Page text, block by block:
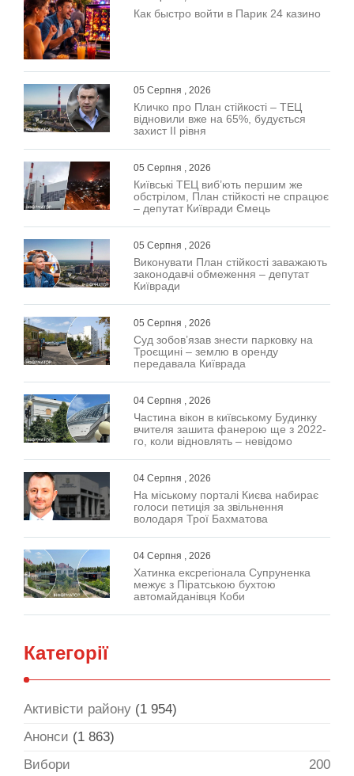
Как быстро войти в Парик 24 казино
05 Серпня , 2026
Кличко про План стійкості – ТЕЦ
відновили вже на 65%, будується
захист ІІ рівня
05 Серпня , 2026
Київські ТЕЦ виб’ють першим же
обстрілом, План стійкості не спрацює
– депутат Київради Ємець
05 Серпня , 2026
Виконувати План стійкості заважають
законодавчі обмеження – депутат
Київради
05 Серпня , 2026
Суд зобов’язав знести парковку на
Троєщині – землю в оренду
передавала Київрада
04 Серпня , 2026
Частина вікон в київському Будинку
вчителя зашита фанерою ще з 2022-
го, коли відновлять – невідомо
04 Серпня , 2026
На міському порталі Києва набирає
голоси петиція за звільнення
володаря Трої Бахматова
04 Серпня , 2026
Хатинка ексрегіонала Супруненка
межує з Піратською бухтою
автомайданівця Коби
Категорії
Активісти району (1 954)
Анонси (1 863)
Вибори
200